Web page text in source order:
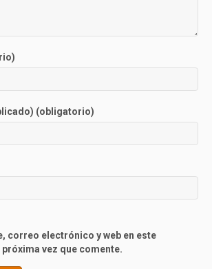
(obligatorio)
correo electrónico y web en este
vez que comente.